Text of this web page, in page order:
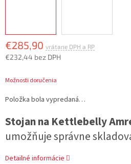
€285,90
€232,44 bez DPH
cena:
Možnosti doručenia
Položka bola vypredaná…
Stojan na Kettlebelly
umožňuje správne
Detailné informácie